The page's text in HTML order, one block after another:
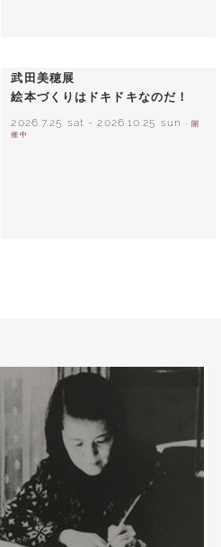
武田美穂展
絵本づくりはドキドキなのだ！
2026.7.25 sat -2026.10.25 sun
- 開
催中